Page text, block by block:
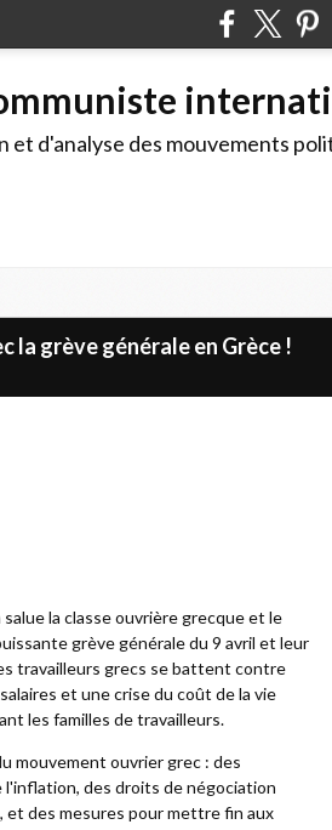
et d'analyse des mouvements
la grève générale en Grèce !
la classe ouvrière grecque et le
grève générale du 9 avril et leur
travailleurs grecs se battent contre
et une crise du coût de la vie
les familles de travailleurs.
mouvement ouvrier grec : des
des droits de négociation
des mesures pour mettre fin aux